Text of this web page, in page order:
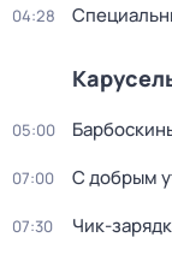
04:28
05:00
07:00 С добрым
07:30 Чик-